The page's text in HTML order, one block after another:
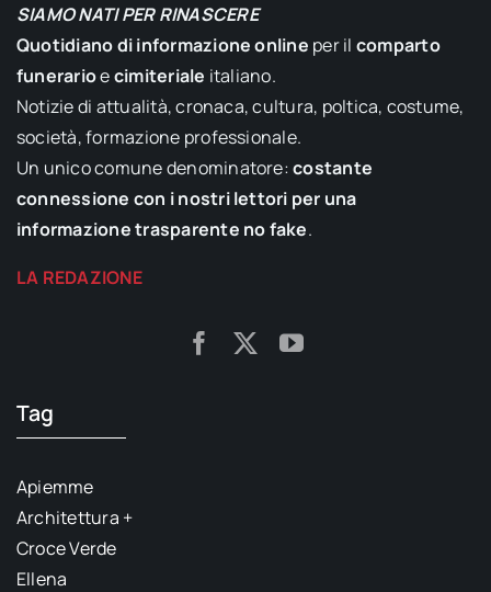
SIAMO NATI PER RINASCERE
Quotidiano di informazione online per il comparto
funerarioecimiteriale italiano.
Notizie di attualità, cronaca, cultura, poltica, costume,
società, formazione professionale.
Un unico comune denominatore:costante
connessione con i nostri lettori per una
informazione trasparente no fake.
LA REDAZIONE
Tag
Apiemme
Architettura +
Croce Verde
Ellena